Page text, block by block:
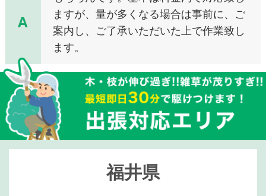
A
ますが、量が多くなる場合は事前に、ご
案内し、ご了承いただいた上で作業致し
ます。
福井県